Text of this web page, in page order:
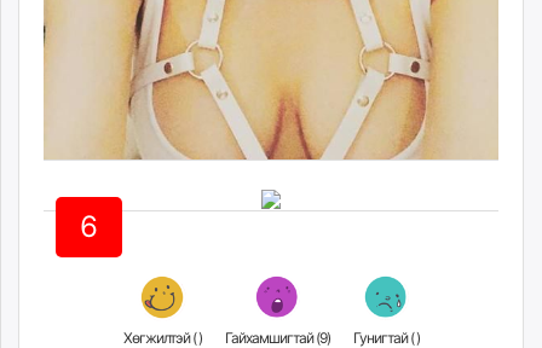
6
Хөгжилтэй () Гайхамшигтай (9) Гунигтай ()